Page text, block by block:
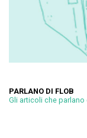
PARLANO DI FLOB
Gli articoli che parlano